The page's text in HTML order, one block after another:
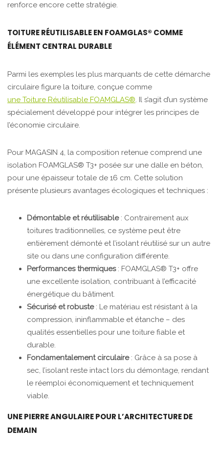
renforce encore cette stratégie.
TOITURE RÉUTILISABLE EN FOAMGLAS® COMME
ÉLÉMENT CENTRAL DURABLE
Parmi les exemples les plus marquants de cette démarche
circulaire figure la toiture, conçue comme
une Toiture Réutilisable FOAMGLAS®. Il s’agit d’un système
spécialement développé pour intégrer les principes de
l’économie circulaire.
Pour MAGASIN 4, la composition retenue comprend une
isolation FOAMGLAS® T3+ posée sur une dalle en béton,
pour une épaisseur totale de 16 cm. Cette solution
présente plusieurs avantages écologiques et techniques :
Démontable et réutilisable: Contrairement aux
toitures traditionnelles, ce système peut être
entièrement démonté et l’isolant réutilisé sur un autre
site ou dans une configuration différente.
Performances thermiques: FOAMGLAS® T3+ offre
une excellente isolation, contribuant à l’efficacité
énergétique du bâtiment.
Sécurisé et robuste: Le matériau est résistant à la
compression, ininflammable et étanche – des
qualités essentielles pour une toiture fiable et
durable.
Fondamentalement circulaire: Grâce à sa pose à
sec, l’isolant reste intact lors du démontage, rendant
le réemploi économiquement et techniquement
viable.
UNE PIERRE ANGULAIRE POUR L’ARCHITECTURE DE
DEMAIN